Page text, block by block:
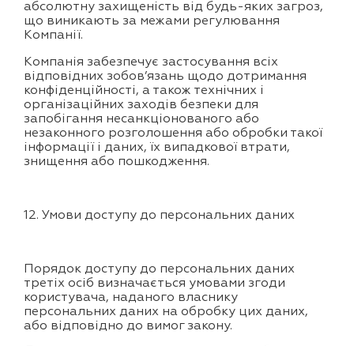
абсолютну захищеність від будь-яких загроз,
що виникають за межами регулювання
Компанії.
Компанія забезпечує застосування всіх
відповідних зобов’язань щодо дотримання
конфіденційності, а також технічних і
організаційних заходів безпеки для
запобігання несанкціонованого або
незаконного розголошення або обробки такої
інформації і даних, їх випадкової втрати,
знищення або пошкодження.
12. Умови доступу до персональних даних
Порядок доступу до персональних даних
третіх осіб визначається умовами згоди
користувача, наданого власнику
персональних даних на обробку цих даних,
або відповідно до вимог закону.